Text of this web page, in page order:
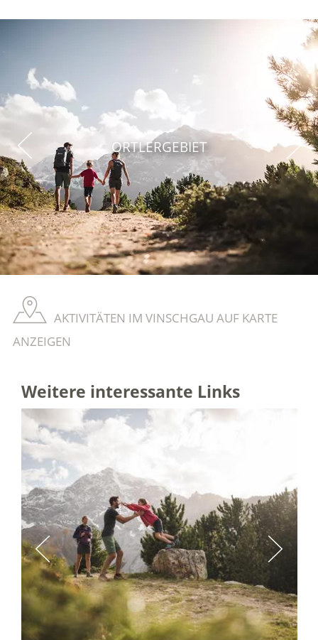
ORTLERGEBIET
AKTIVITÄTEN IM VINSCHGAU AUF KARTE
ANZEIGEN
Weitere interessante Links